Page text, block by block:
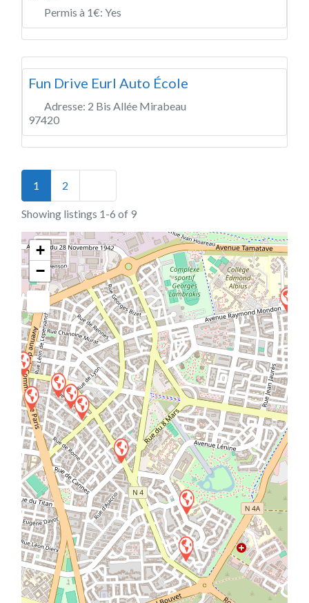
Permis à 1€: Yes
Fun Drive Eurl Auto École
Adresse: 2 Bis Allée Mirabeau
97420
Posts navigation
1 2
Showing listings 1-6 of 9
+
−